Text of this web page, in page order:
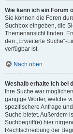
Wie kann ich ein Forum
Sie können die Foren
Suchbox eingeben, die
Themenansicht finden.
den „Erweiterte Suche“-
verfügbar ist.
Nach oben
Weshalb erhalte ich bei
Ihre Suche war
gängige Wörter, welche
spezifischere Anfrage
Suche bietet. Außerdem
Suchbegriff(e) hier
Rechtschreibung der